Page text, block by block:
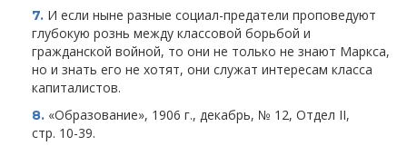
7. И если ныне разные социал-предатели проповедуют
глубокую рознь между классовой борьбой и
гражданской войной, то они не только не знают Маркса,
но и знать его не хотят, они служат интересам класса
капиталистов.
8. «Образование», 1906 г., декабрь, № 12, Отдел II,
стр. 10-39.